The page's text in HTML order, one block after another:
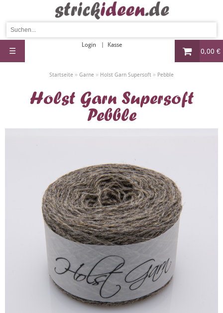
0,00 €
Login Kasse
☰
Startseite » Garne » Holst Garn Supersoft » Pebble
Holst Garn Supersoft
Pebble